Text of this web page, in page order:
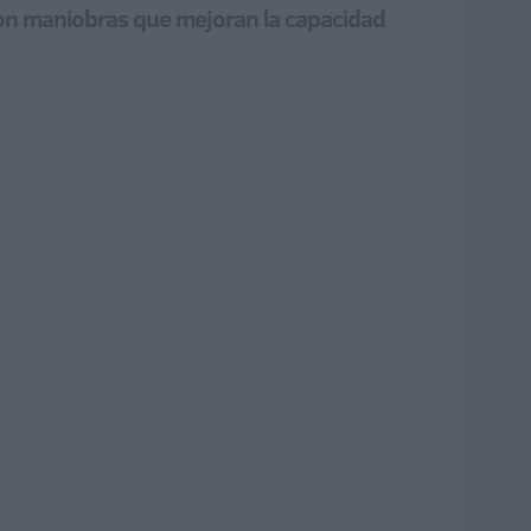
maniobras que mejoran la capacidad